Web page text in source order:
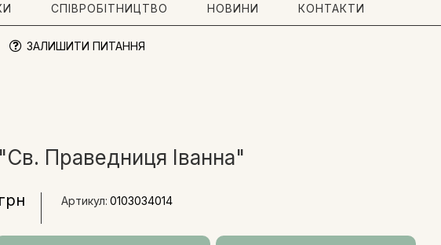
СПІВРОБІТНИЦТВО НОВИНИ КОНТАКТИ
ЗАЛИШИТИ ПИТАННЯ
"Св. Праведниця Іванна"
Артикул: 0103034014